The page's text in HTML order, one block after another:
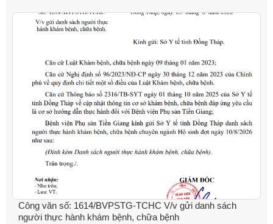
Công văn số: 1614/BVPSTG-TCHC V/v gửi danh sách
người thực hành khám bệnh, chữa bệnh